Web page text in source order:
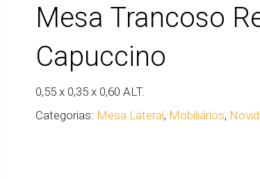
Mesa Trancoso
Capuccino
0,55 x 0,35 x 0,60 ALT.
Categorias: Mesa Lateral, Mobiliários,